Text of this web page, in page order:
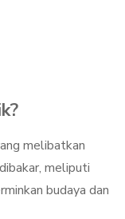
melibatkan
meliputi
budaya dan